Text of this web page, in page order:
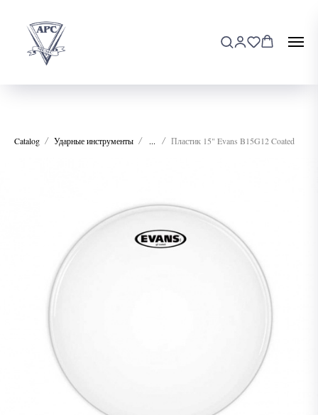
Catalog Ударные инструменты ... Пластик 15" Evans B15G12 Coated